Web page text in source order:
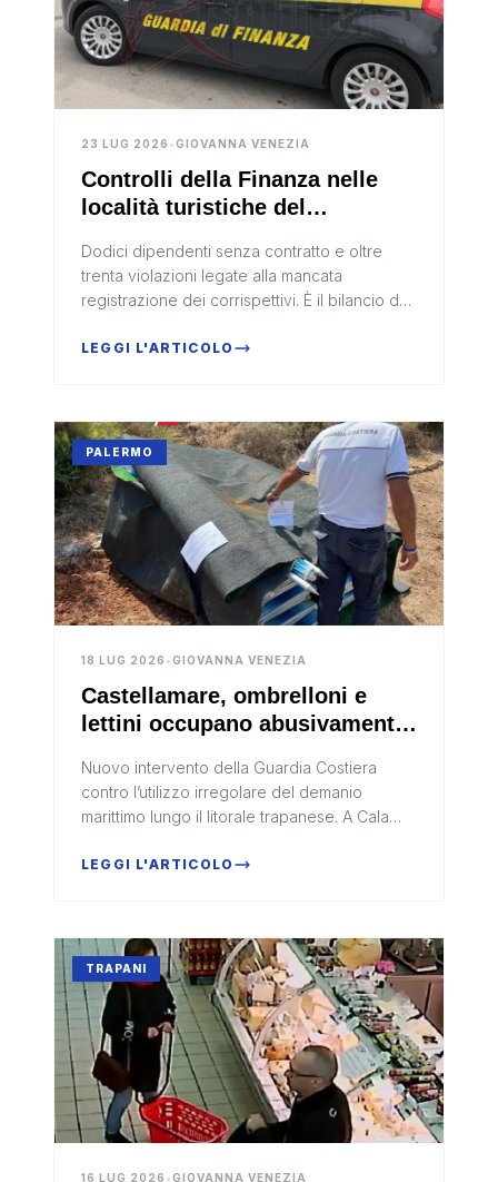
23 LUG 2026 •GIOVANNA VENEZIA
Controlli della Finanza nelle
località turistiche del
lavoratori in nero
Dodici dipendenti senza contratto e oltre
trenta violazioni legate alla mancata
registrazione dei corrispettivi. È il bilancio dei
nelle principali met...
LEGGI L'ARTICOLO
PALERMO
18 LUG 2026 •GIOVANNA VENEZIA
Castellamare, ombrelloni e
lettini occupano abusivamente
e denuncia
Nuovo intervento della Guardia Costiera
contro l’utilizzo irregolare del demanio
marittimo lungo il litorale trapanese. A Cala
Golfo, i militari hanno rimos...
LEGGI L'ARTICOLO
TRAPANI
16 LUG 2026 •GIOVANNA VENEZIA